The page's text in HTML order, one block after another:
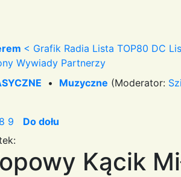
< Grafik Radia Lista TOP80 DC
Wywiady Partnerzy
• Muzyczne (Moderator:
8 9 Do dołu
Kącik